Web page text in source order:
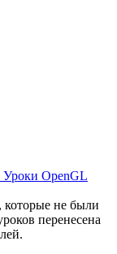
Уроки OpenGL
которые не были
перенесена